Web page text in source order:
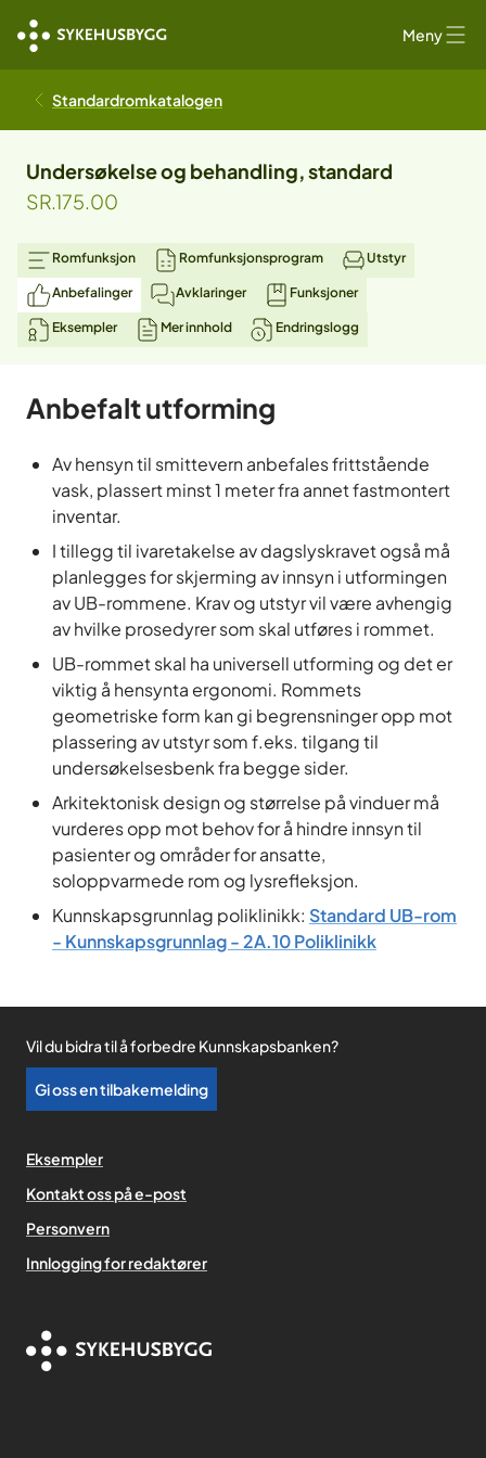
Meny
Standardromkatalogen
Undersøkelse og behandling, standard
SR.175.00
Romfunksjon Romfunksjonsprogram Utstyr
Anbefalinger Avklaringer Funksjoner
Eksempler Mer innhold Endringslogg
Anbefalt utforming
Av hensyn til smittevern anbefales frittstående
vask, plassert minst 1 meter fra annet fastmontert
inventar.​
I tillegg til ivaretakelse av dagslyskravet også må
planlegges for skjerming av innsyn i utformingen
av UB-rommene. Krav og utstyr vil være avhengig
av hvilke prosedyrer som skal utføres i rommet. ​
UB-rommet skal ha universell utforming og det er
viktig å hensynta ergonomi. Rommets
geometriske form kan gi begrensninger opp mot
plassering av utstyr som f.eks. tilgang til
undersøkelsesbenk fra begge sider.​
Arkitektonisk design og størrelse på vinduer må
vurderes opp mot behov for å hindre innsyn til
pasienter og områder for ansatte,
soloppvarmede rom og lysrefleksjon.​
Kunnskapsgrunnlag poliklinikk: Standard UB-rom
- Kunnskapsgrunnlag - 2A.10 Poliklinikk
Vil du bidra til å forbedre Kunnskapsbanken?
Gi oss en tilbakemelding
Eksempler
Kontakt oss på e-post
Personvern
Innlogging for redaktører